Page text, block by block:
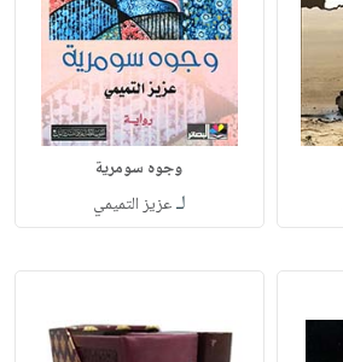
وجوه سومرية
لـعزيز التميمي